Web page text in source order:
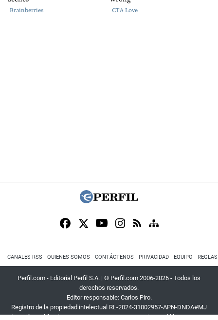
CANALES RSS QUIENES SOMOS CONTÁCTENOS PRIVACIDAD EQUIPO
Perfil.com - Editorial Perfil S.A. | © Perfil.com 2006-2026 - Todos los
derechos reservados.
Editor responsable: Carlos Piro.
Registro de la propiedad intelectual RL-2024-31002957-APN-DNDA#MJ
Dirección:California 2715,C1289ABI,CABA, Argentina| Teléfono:+54 9 11